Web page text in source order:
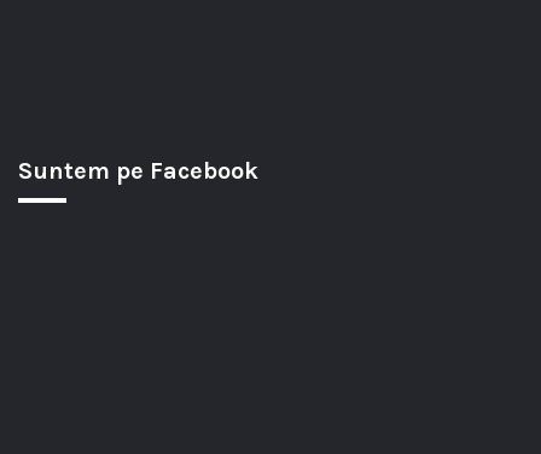
Suntem pe Facebook